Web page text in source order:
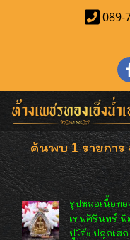
089-
ค้นพบ 1 รายการ
รูปหล่อเนื้อทอ
เทพศิรินทร์ พิ
ปู่โต๊ะ ปลุกเสก